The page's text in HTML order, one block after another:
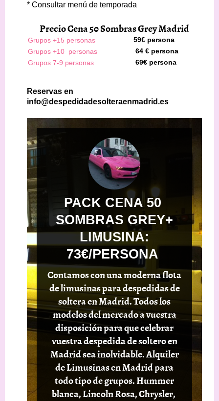
* Consultar menú de temporada
Precio Cena 50 Sombras Grey Madrid
Grupos +15 personas 59€ persona
Grupos +10 personas 64 € persona
Grupos 7-9 personas 69€ persona
Reservas en
info@despedidadesolteraenmadrid.es
PACK CENA 50
SOMBRAS GREY+
LIMUSINA:
73€/PERSONA
Contamos con una moderna flota
de limusinas para despedidas de
soltera en Madrid. Todos los
modelos del mercado a vuestra
disposición para que celebrar
vuestra despedida de soltero en
Madrid sea inolvidable. Alquiler
de Limusinas en Madrid para
todo tipo de grupos. Hummer
blanca, Lincoln Rosa, Chrysler,